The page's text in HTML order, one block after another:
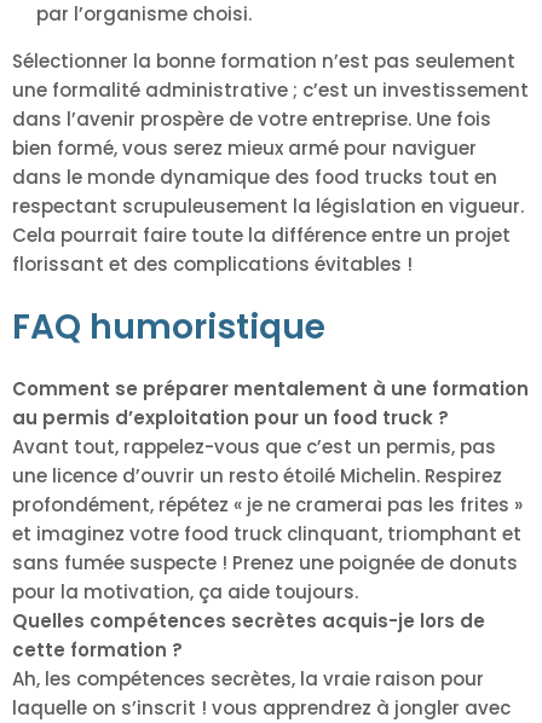
par l’organisme choisi.
Sélectionner la bonne formation n’est pas seulement
une formalité administrative ; c’est un investissement
dans l’avenir prospère de votre entreprise. Une fois
bien formé, vous serez mieux armé pour naviguer
dans le monde dynamique des food trucks tout en
respectant scrupuleusement la législation en vigueur.
Cela pourrait faire toute la différence entre un projet
florissant et des complications évitables !
FAQ humoristique
Comment se préparer mentalement à une formation
au permis d’exploitation pour un food truck ?
Avant tout, rappelez-vous que c’est un permis, pas
une licence d’ouvrir un resto étoilé Michelin. Respirez
profondément, répétez « je ne cramerai pas les frites »
et imaginez votre food truck clinquant, triomphant et
sans fumée suspecte ! Prenez une poignée de donuts
pour la motivation, ça aide toujours.
Quelles compétences secrètes acquis-je lors de
cette formation ?
Ah, les compétences secrètes, la vraie raison pour
laquelle on s’inscrit ! vous apprendrez à jongler avec